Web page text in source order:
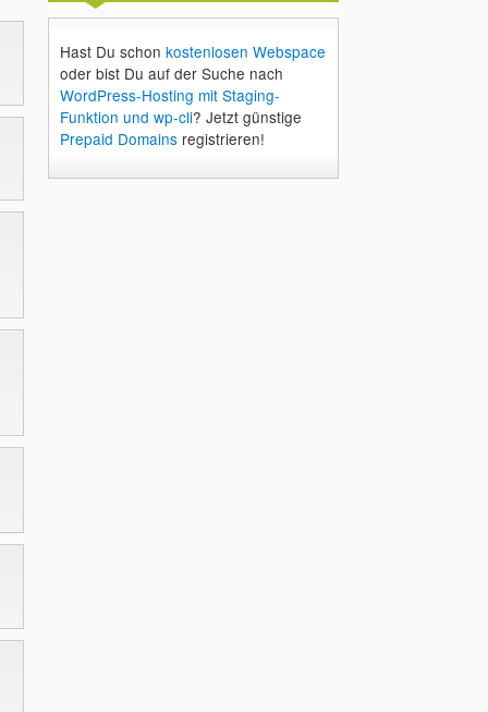
Hast Du schon kostenlosen Webspace
oder bist Du auf der Suche nach
WordPress-Hosting mit Staging-
Funktion und wp-cli? Jetzt günstige
Prepaid Domainsregistrieren!